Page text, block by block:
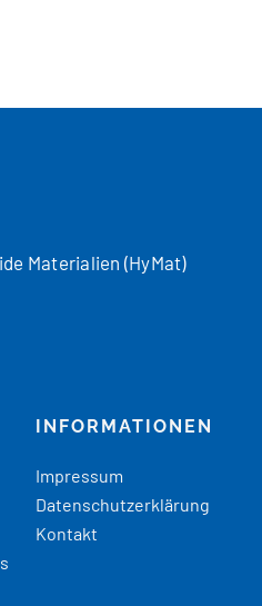
Materialien (HyMat)
INFORMATIONEN
Impressum
Datenschutzerklärung
Kontakt